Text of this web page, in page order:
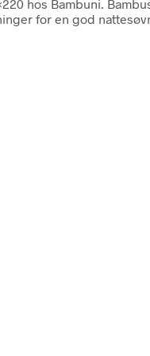
hos Bambuni.
for en god